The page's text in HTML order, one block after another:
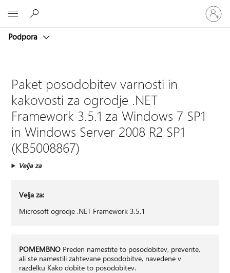
Podpora
Vpišite
se
v
račun
Paket posodobitev varnosti in
kakovosti za ogrodje .NET
Framework 3.5.1 za Windows 7 SP1
in Windows Server 2008 R2 SP1
(KB5008867)
Velja za
Velja za:
Microsoft ogrodje .NET Framework 3.5.1
POMEMBNOPreden namestite to posodobitev, preverite,
ali ste namestili zahtevane posodobitve, navedene v
razdelku Kako dobite to posodobitev.